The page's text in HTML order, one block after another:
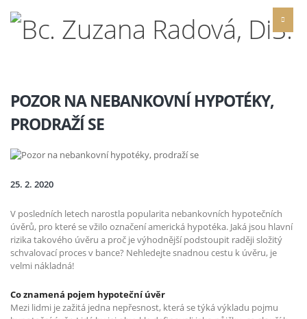
POZOR NA NEBANKOVNÍ HYPOTÉKY,
PRODRAŽÍ SE
25. 2. 2020
V posledních letech narostla popularita nebankovních hypotečních
úvěrů, pro které se vžilo označení americká hypotéka. Jaká jsou hlavní
rizika takového úvěru a proč je výhodnější podstoupit raději složitý
schvalovací proces v bance? Nehledejte snadnou cestu k úvěru, je
velmi nákladná!
Co znamená pojem hypoteční úvěr
Mezi lidmi je zažitá jedna nepřesnost, která se týká výkladu pojmu